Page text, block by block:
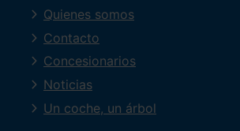
Quienes somos
Contacto
Concesionarios
Noticias
Un coche, un árbol